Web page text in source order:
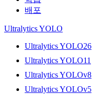
배포
Ultralytics YOLO
Ultralytics YOLO26
Ultralytics YOLO11
Ultralytics YOLOv8
Ultralytics YOLOv5